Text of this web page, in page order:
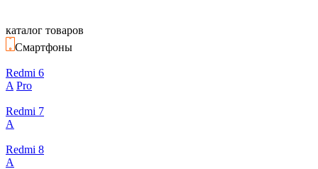
каталог товаров
Смартфоны
Redmi 6
A Pro
Redmi 7
A
Redmi 8
A